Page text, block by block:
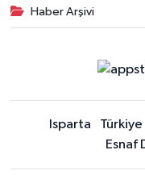
Haber Arşivi
Isparta Türkiye
Esnaf